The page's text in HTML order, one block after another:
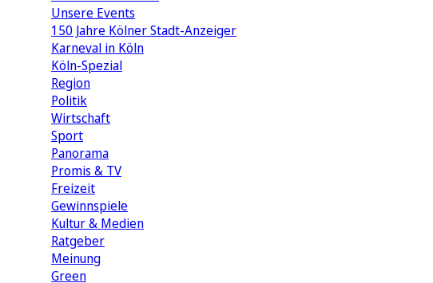
Unsere Events
150 Jahre Kölner Stadt-Anzeiger
Karneval in Köln
Köln-Spezial
Region
Politik
Wirtschaft
Sport
Panorama
Promis & TV
Freizeit
Gewinnspiele
Kultur & Medien
Ratgeber
Meinung
Green